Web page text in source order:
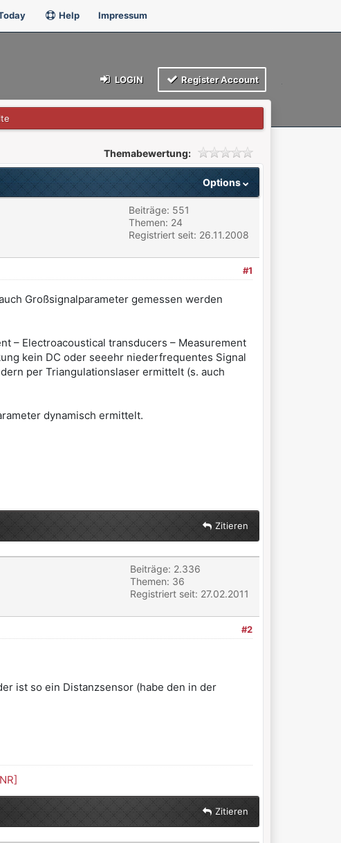
Help Impressum
LOGIN Register Account
Themabewertung:
Options
Beiträge: 551
Themen: 24
Registriert seit: 26.11.2008
#1
Großsignalparameter gemessen werden
– Electroacoustical transducers – Measurement
kein DC oder seeehr niederfrequentes Signal
per Triangulationslaser ermittelt (s. auch
dynamisch ermittelt.
Zitieren
Beiträge: 2.336
Themen: 36
Registriert seit: 27.02.2011
#2
ist so ein Distanzsensor (habe den in der
Zitieren